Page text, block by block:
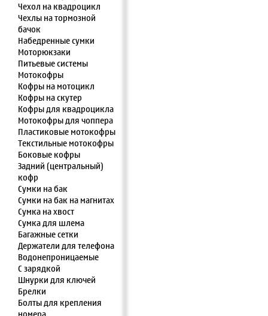
Чехол на квадроцикл
Чехлы на тормозной
бачок
Набедренные сумки
Моторюкзаки
Питьевые системы
Мотокофры
Кофры на мотоцикл
Кофры на скутер
Кофры для квадроцикла
Мотокофры для чоппера
Пластиковые мотокофры
Текстильные мотокофры
Боковые кофры
Задний (центральный)
кофр
Сумки на бак
Сумки на бак на магнитах
Сумка на хвост
Сумка для шлема
Багажные сетки
Держатели для телефона
Водонепроницаемые
С зарядкой
Шнурки для ключей
Брелки
Болты для крепления